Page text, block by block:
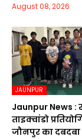
August 08, 2026
JAUNPUR
Jaunpur News :
ताइक्वांडो
जौनपुर का दबदबा